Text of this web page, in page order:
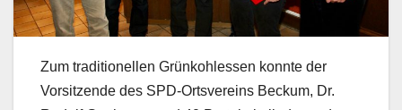
Zum traditionellen Grünkohlessen konnte der
Vorsitzende des SPD-Ortsvereins Beckum, Dr.